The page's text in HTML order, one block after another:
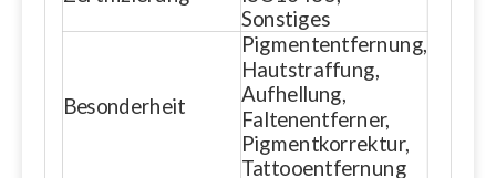
Sonstiges
Besonderheit
Pigmententfernung,
Hautstraffung,
Aufhellung,
Faltenentferner,
Pigmentkorrektur,
Tattooentfernung